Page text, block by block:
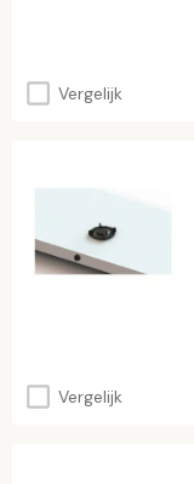
Vergelijk
Vergelijk